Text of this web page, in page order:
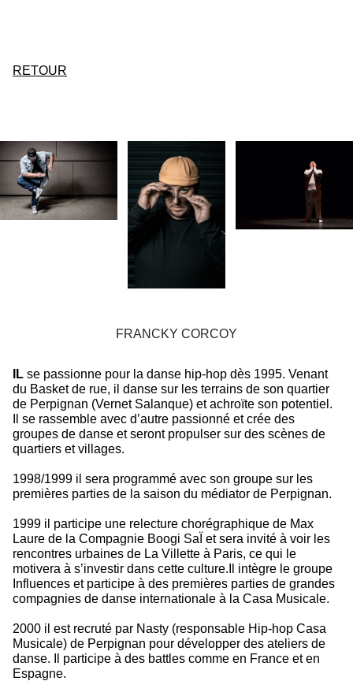
RETOUR
FRANCKY CORCOY
IL se passionne pour la danse hip-hop dès 1995. Venant
du Basket de rue, il danse sur les terrains de son quartier
de Perpignan (Vernet Salanque) et achroïte son potentiel.
Il se rassemble avec d’autre passionné et crée des
groupes de danse et seront propulser sur des scènes de
quartiers et villages.
1998/1999 il sera programmé avec son groupe sur les
premières parties de la saison du médiator de Perpignan.
1999 il participe une relecture chorégraphique de Max
Laure de la Compagnie Boogi SaÏ et sera invité à voir les
rencontres urbaines de La Villette à Paris, ce qui le
motivera à s’investir dans cette culture.Il intègre le groupe
Influences et participe à des premières parties de grandes
compagnies de danse internationale à la Casa Musicale.
2000 il est recruté par Nasty (responsable Hip-hop Casa
Musicale) de Perpignan pour développer des ateliers de
danse. Il participe à des battles comme en France et en
Espagne.